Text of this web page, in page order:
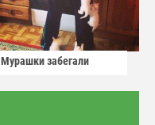
Мурашки забегали